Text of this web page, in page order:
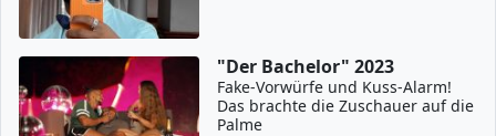
"Der Bachelor" 2023
Fake-Vorwürfe und Kuss-Alarm!
Das brachte die Zuschauer auf die
Palme